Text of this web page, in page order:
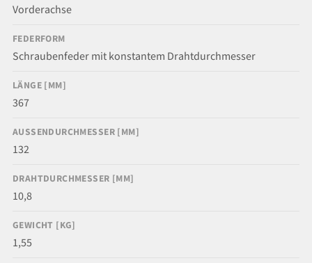
Vorderachse
FEDERFORM
Schraubenfeder mit konstantem Drahtdurchmesser
LÄNGE [MM]
367
AUSSENDURCHMESSER [MM]
132
DRAHTDURCHMESSER [MM]
10,8
GEWICHT [KG]
1,55